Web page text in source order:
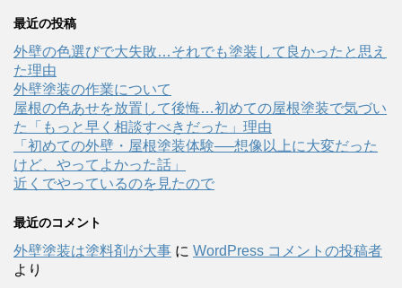
最近の投稿
外壁の色選びで大失敗…それでも塗装して良かったと思え
た理由
外壁塗装の作業について
屋根の色あせを放置して後悔…初めての屋根塗装で気づい
た「もっと早く相談すべきだった」理由
「初めての外壁・屋根塗装体験──想像以上に大変だった
けど、やってよかった話」
近くでやっているのを見たので
最近のコメント
外壁塗装は塗料剤が大事 に WordPress コメントの投稿者
より